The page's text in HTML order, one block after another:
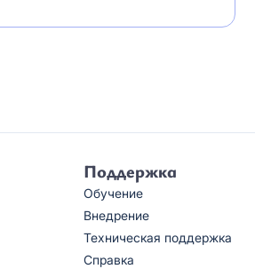
Поддержка
Обучение
Внедрение
Техническая поддержка
Справка